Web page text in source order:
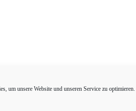
um unsere Website und unseren Service zu optimieren.